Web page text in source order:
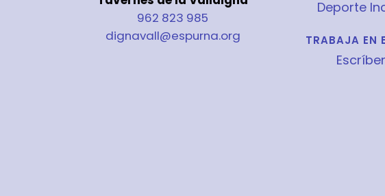
962 823 985
dignavall@espurna.org
Deporte
TRABAJA EN